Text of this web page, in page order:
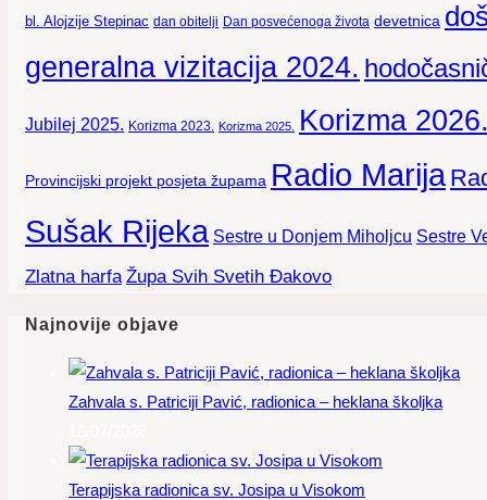
bl. Alojzije Stepinac dan obitelji Dan posvećenoga života devetnica
generalna vizitacija 2024.
Jubilej 2025. Korizma 2023. Korizma 2025. Korizma
Provincijski projekt posjeta župama Radio Marija
Sušak Rijeka Sestre u Donjem Miholjcu Sestre
Zlatna harfa Župa Svih Svetih Đakovo
Najnovije objave
Zahvala s. Patriciji Pavić, radionica – heklana školjka
Terapijska radionica sv. Josipa u Visokom